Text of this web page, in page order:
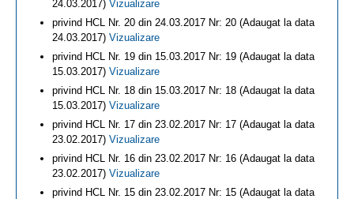
24.03.2017) Vizualizare
privind HCL Nr. 20 din 24.03.2017 Nr: 20 (Adaugat la data
24.03.2017) Vizualizare
privind HCL Nr. 19 din 15.03.2017 Nr: 19 (Adaugat la data
15.03.2017) Vizualizare
privind HCL Nr. 18 din 15.03.2017 Nr: 18 (Adaugat la data
15.03.2017) Vizualizare
privind HCL Nr. 17 din 23.02.2017 Nr: 17 (Adaugat la data
23.02.2017) Vizualizare
privind HCL Nr. 16 din 23.02.2017 Nr: 16 (Adaugat la data
23.02.2017) Vizualizare
privind HCL Nr. 15 din 23.02.2017 Nr: 15 (Adaugat la data